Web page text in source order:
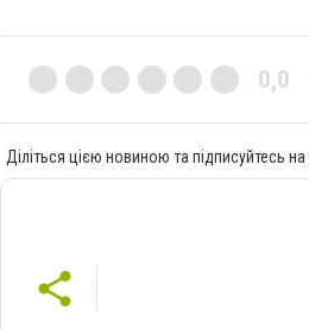
0,0
Діліться цією новиною та підписуйтесь